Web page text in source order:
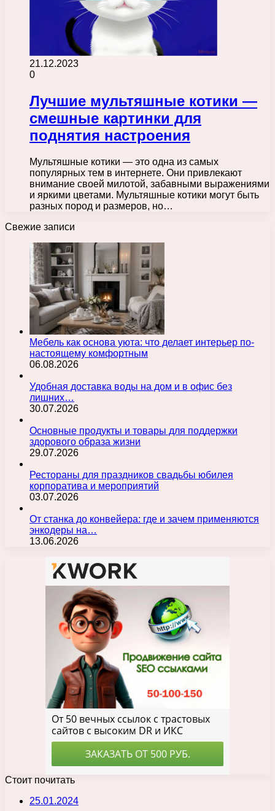
21.12.2023
0
Лучшие мультяшные котики —
смешные картинки для
поднятия настроения
Мультяшные котики — это одна из самых
популярных тем в интернете. Они привлекают
внимание своей милотой, забавными выражениями
и яркими цветами. Мультяшные котики могут быть
разных пород и размеров, но…
Свежие записи
Мебель как основа уюта: что делает интерьер по-
настоящему комфортным
06.08.2026
Удобная доставка воды на дом и в офис без
лишних…
30.07.2026
Основные продукты и товары для поддержки
здорового образа жизни
29.07.2026
Рестораны для праздников свадьбы юбилея
корпоратива и мероприятий
03.07.2026
От станка до конвейера: где и зачем применяются
энкодеры на…
13.06.2026
Стоит почитать
25.01.2024